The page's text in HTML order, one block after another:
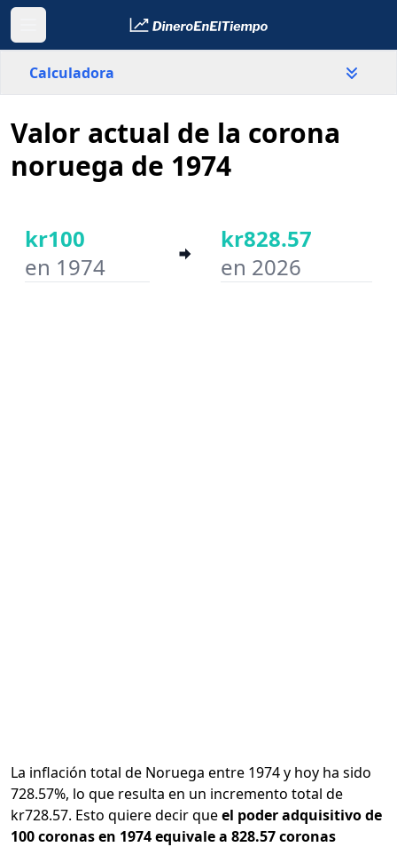
Calculadora
País
Año inicial
Valor actual de la corona
noruega de 1974
kr100
en 1974
kr828.57
en 2026
La inflación total de Noruega entre 1974 y hoy ha sido
728.57%, lo que resulta en un incremento total de
kr728.57. Esto quiere decir queel poder adquisitivo de
100 coronas en 1974 equivale a 828.57 coronas